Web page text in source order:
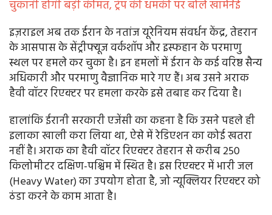
चुकानी होगी बड़ी कीमत, ट्रंप की धमकी पर बोले खामेनेई
इज़राइल अब तक ईरान के नतांज यूरेनियम संवर्धन केंद्र, तेहरान
के आसपास के सेंट्रीफ्यूज वर्कशॉप और इस्फहान के परमाणु
स्थल पर हमले कर चुका है। इन हमलों में ईरान के कई वरिष्ठ सैन्य
अधिकारी और परमाणु वैज्ञानिक मारे गए हैं। अब उसने अराक
हैवी वॉटर रिएक्टर पर हमला करके इसे तबाह कर दिया है।
हालांकि ईरानी सरकारी एजेंसी का कहना है कि उसने पहले ही
इलाका खाली करा लिया था, ऐसे में रेडिएशन का कोई खतरा
नहीं है। अराक का हैवी वॉटर रिएक्टर तेहरान से करीब 250
किलोमीटर दक्षिण-पश्चिम में स्थित है। इस रिएक्टर में भारी जल
(Heavy Water) का उपयोग होता है, जो न्यूक्लियर रिएक्टर को
ठंडा करने के काम आता है।